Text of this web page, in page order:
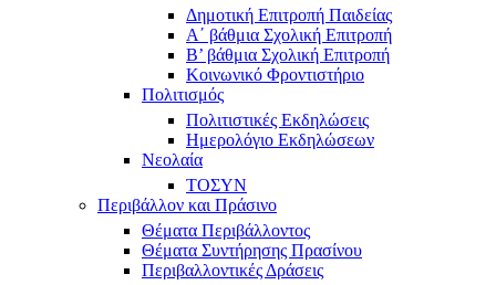
Δημοτική Επιτροπή Παιδείας
Α΄ βάθμια Σχολική Επιτροπή
B’ βάθμια Σχολική Επιτροπή
Κοινωνικό Φροντιστήριο
Πολιτισμός
Πολιτιστικές Εκδηλώσεις
Ημερολόγιο Εκδηλώσεων
Νεολαία
ΤΟΣΥΝ
Περιβάλλον και Πράσινο
Θέματα Περιβάλλοντος
Θέματα Συντήρησης Πρασίνου
Περιβαλλοντικές Δράσεις